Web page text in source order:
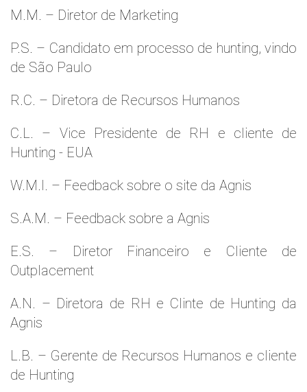
M.M. – Diretor de Marketing
P.S. – Candidato em processo de hunting, vindo
de São Paulo
R.C. – Diretora de Recursos Humanos
C.L. – Vice Presidente de RH e cliente de
Hunting - EUA
W.M.l. – Feedback sobre o site da Agnis
S.A.M. – Feedback sobre a Agnis
E.S. – Diretor Financeiro e Cliente de
Outplacement
A.N. – Diretora de RH e Clinte de Hunting da
Agnis
L.B. – Gerente de Recursos Humanos e cliente
de Hunting